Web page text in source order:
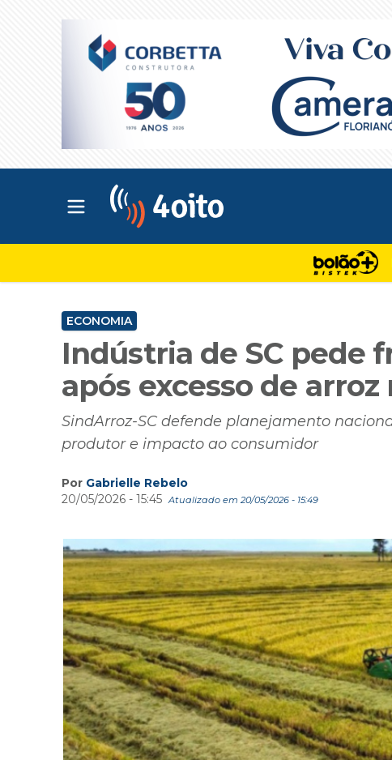
Abrir menu principal
ECONOMIA
Indústria de SC pede
após excesso de
SindArroz-SC defende planejamento
produtor e impacto ao consumidor
Por Gabrielle Rebelo
20/05/2026 - 15:45 Atualizado em 20/05/2026 - 15:49